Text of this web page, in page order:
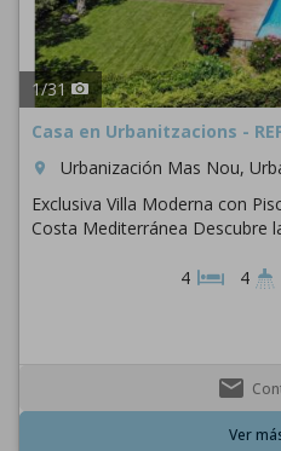
1/31
Casa en Urbanitzacions -
room
Urbanización Mas Nou,
Exclusiva Villa Moderna con
Costa Mediterránea Descubre
4 4
email
Ver